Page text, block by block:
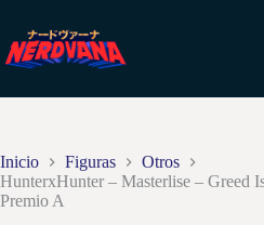
contenido
Inicio Figuras
Otros
HunterxHunter – Masterlise – Greed
Premio A